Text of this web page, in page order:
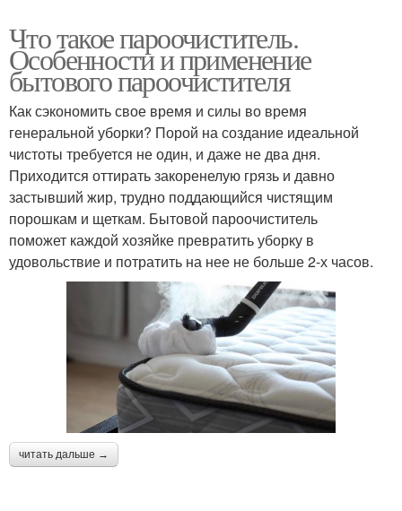
Что такое пароочиститель.
Особенности и применение
бытового пароочистителя
Как сэкономить свое время и силы во время
генеральной уборки? Порой на создание идеальной
чистоты требуется не один, и даже не два дня.
Приходится оттирать закоренелую грязь и давно
застывший жир, трудно поддающийся чистящим
порошкам и щеткам. Бытовой пароочиститель
поможет каждой хозяйке превратить уборку в
удовольствие и потратить на нее не больше 2-х часов.
читать дальше →